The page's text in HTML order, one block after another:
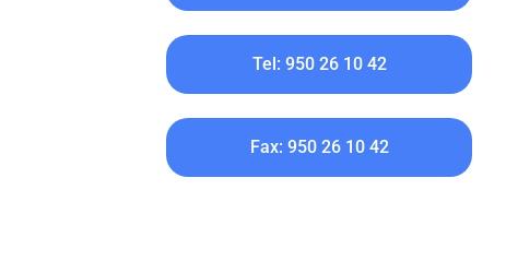
Tel: 950 26 10 42
Fax: 950 26 10 42